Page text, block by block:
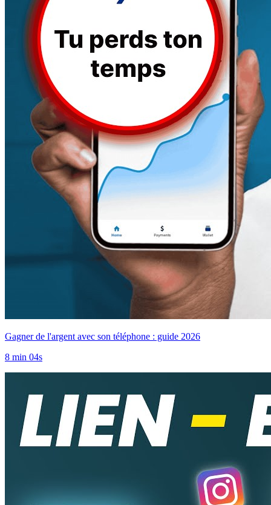
Gagner de l'argent avec son téléphone : guide 2026
8 min 04s